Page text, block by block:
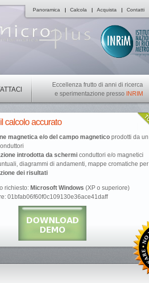
Panoramica Calcola Acquista Contatti
Eccellenza frutto di anni di ricerca
e sperimentazione presso
INRIM
calcolo accurato
magnetica e/o del campo magneticoprodotti da un
introdotta da schermiconduttori e/o magnetici
diagrammi di andamenti, mappe cromatiche per
dei risultati
richiesto: Microsoft Windows (XP o superiore)
01bfab06f60f0c109130e36ace41daff